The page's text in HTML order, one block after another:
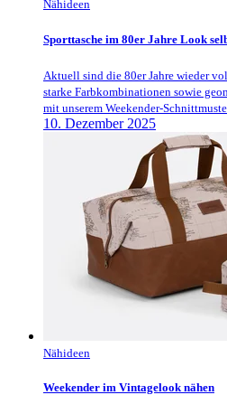
Nähideen
Sporttasche im 80er Jahre Look
Aktuell sind die 80er Jahre wieder
starke Farbkombinationen sowie
mit unserem Weekender-
10. Dezember 2025
Nähideen
Weekender im Vintagelook nähen